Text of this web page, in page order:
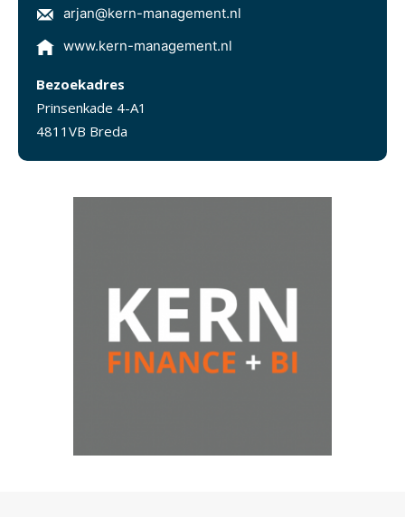
arjan@kern-management.nl
www.kern-management.nl
Bezoekadres
Prinsenkade 4-A1
4811VB Breda